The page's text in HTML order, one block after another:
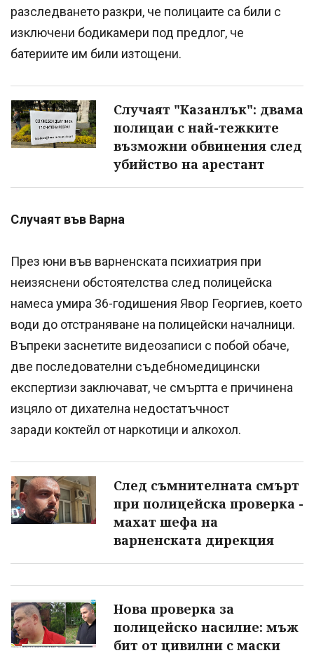
разследването разкри, че полицаите са били с
изключени бодикамери под предлог, че
батериите им били изтощени.
Случаят "Казанлък": двама
полицаи с най-тежките
възможни обвинения след
убийство на арестант
Случаят във Варна
През юни във варненската психиатрия при
неизяснени обстоятелства след полицейска
намеса умира 36-годишения Явор Георгиев, което
води до отстраняване на полицейски началници.
Въпреки заснетите видеозаписи с побой обаче,
две последователни съдебномедицински
експертизи заключават, че смъртта е причинена
изцяло от дихателна недостатъчност
заради коктейл от наркотици и алкохол.
След съмнителната смърт
при полицейска проверка -
махат шефа на
варненската дирекция
Нова проверка за
полицейско насилие: мъж
бит от цивилни с маски